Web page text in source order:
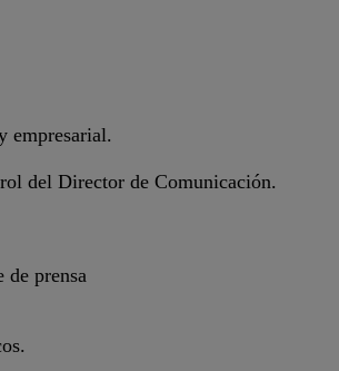
empresarial.
del Director de Comunicación.
de prensa